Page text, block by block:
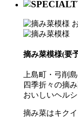
摘み菜模様(要
上島町・弓削
四季折々の摘
おいしいヘル
摘み菜はキク